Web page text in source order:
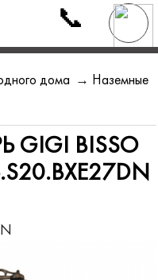
📞
дома → Наземные
BISSO